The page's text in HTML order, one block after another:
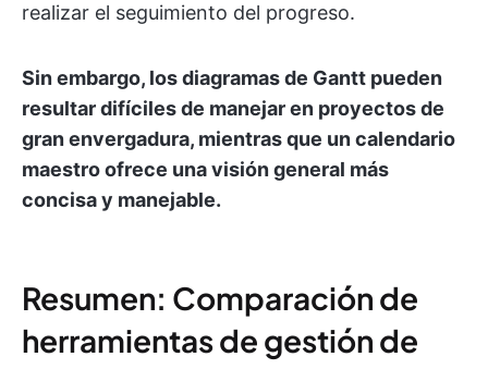
realizar el seguimiento del progreso.
Sin embargo, los diagramas de Gantt pueden
resultar difíciles de manejar en proyectos de
gran envergadura, mientras que un calendario
maestro ofrece una visión general más
concisa y manejable.
Resumen: Comparación de
herramientas de gestión de